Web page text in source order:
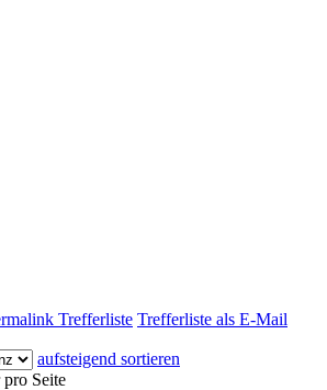
Trefferliste Trefferliste als E-Mail
aufsteigend sortieren
Seite